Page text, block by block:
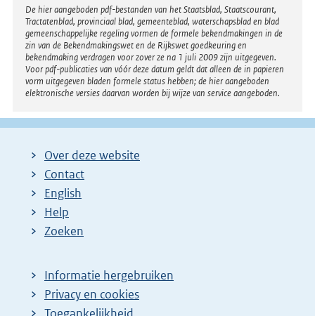
Disclaimer
De hier aangeboden pdf-bestanden van het Staatsblad, Staatscourant,
Tractatenblad, provinciaal blad, gemeenteblad, waterschapsblad en blad
gemeenschappelijke regeling vormen de formele bekendmakingen in de
zin van de Bekendmakingswet en de Rijkswet goedkeuring en
bekendmaking verdragen voor zover ze na 1 juli 2009 zijn uitgegeven.
Voor pdf-publicaties van vóór deze datum geldt dat alleen de in papieren
vorm uitgegeven bladen formele status hebben; de hier aangeboden
elektronische versies daarvan worden bij wijze van service aangeboden.
Over deze website
Contact
English
Help
Zoeken
Informatie hergebruiken
Privacy en cookies